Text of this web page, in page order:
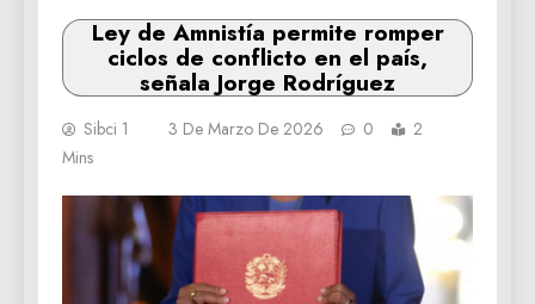
Ley de Amnistía permite romper
ciclos de conflicto en el país,
señala Jorge Rodríguez
Sibci 1 3 De Marzo De 2026 0
2
Mins